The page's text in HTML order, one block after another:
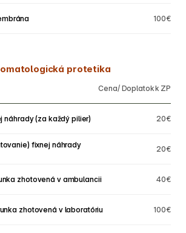
membrána 100€
protetika
Cena/ Doplatok k ZP
náhrady (za každý pilier) 20€
fixnej náhrady
20€
zhotovená v ambulancii 40€
zhotovená v laboratóriu 100€